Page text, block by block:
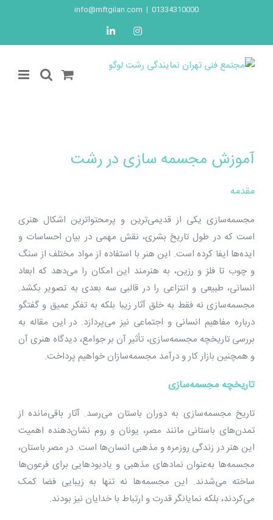
content
01334310000
|
info@mftgilan.com
Instagram
LinkedIn
آموزش مجسمه سازی در رشت
مقدمه
مجسمه‌سازی یکی از قدیمی‌ترین و پرمحتواترین اشکال هنری
است که در طول تاریخ بشری، نقش مهمی در بیان احساسات و
ایده‌ها ایفا کرده است. این هنر با استفاده از مواد مختلف از سنگ
و چوب تا فلز و رزین، به هنرمند این امکان را می‌دهد که ابعاد
انسانی، طبیعی و انتزاعی را در قالبی سه ‌بعدی به تصویر بکشد.
مجسمه‌سازی نه فقط به خلق آثار زیبا بلکه به تفکر عمیق و گفتگو
درباره مفاهیم انسانی و اجتماعی نیز می‌پردازد. در این مقاله به
بررسی تاریخچه مجسمه‌سازی، تأثیر آن بر جوامع، دیدگاه هنری آن
و همچنین بازار کار و درآمد مجسمه‌سازان خواهیم پرداخت.
تاریخچه مجسمه‌سازی
تاریخ مجسمه‌سازی به دوران باستان می‌رسد. آثار باقی‌مانده از
تمدن‌های باستانی مانند مصر، یونان و روم نشان‌دهنده اهمیت
این هنر در زندگی روزمره و مذهبی انسان‌ها است. در مصر باستان،
مجسمه‌ها به‌عنوان نمادهای مذهبی و یادبودهایی برای فرعون‌ها
ساخته می‌شدند. این مجسمه‌ها نه تنها به زیبایی فضا کمک
می‌کردند، بلکه نمایانگر قدرت و ارتباط با خدایان نیز بودند.